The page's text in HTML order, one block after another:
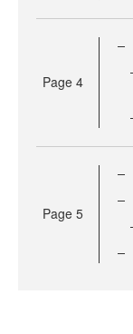
Page 4
Page 5